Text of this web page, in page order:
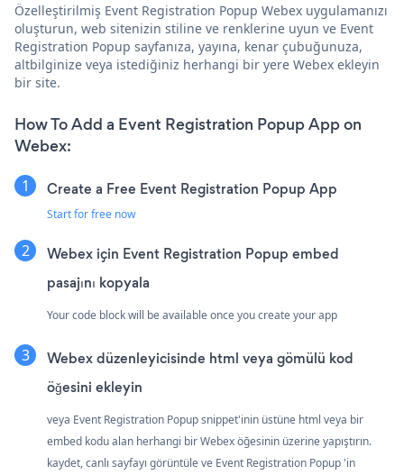
Özelleştirilmiş Event Registration Popup Webex uygulamanızı
oluşturun, web sitenizin stiline ve renklerine uyun ve Event
Registration Popup sayfanıza, yayına, kenar çubuğunuza,
altbilginize veya istediğiniz herhangi bir yere Webex ekleyin
bir site.
How To Add a Event Registration Popup App on
Webex:
Create a Free Event Registration Popup App
Start for free now
Webex için Event Registration Popup embed
pasajını kopyala
Your code block will be available once you create your app
Webex düzenleyicisinde html veya gömülü kod
öğesini ekleyin
veya Event Registration Popup snippet'inin üstüne html veya bir
embed kodu alan herhangi bir Webex öğesinin üzerine yapıştırın.
kaydet, canlı sayfayı görüntüle ve Event Registration Popup 'in